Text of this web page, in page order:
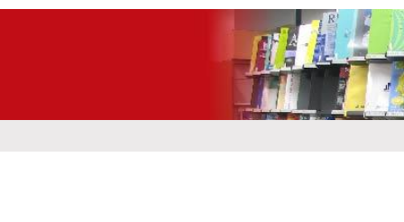
よくいただくご質
専攻説明会